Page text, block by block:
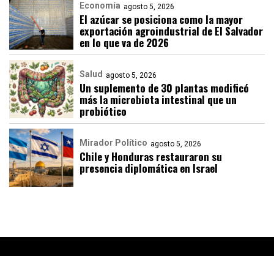
Economía agosto 5, 2026
El azúcar se posiciona como la mayor
exportación agroindustrial de El Salvador
en lo que va de 2026
Salud agosto 5, 2026
Un suplemento de 30 plantas modificó
más la microbiota intestinal que un
probiótico
Mirador Político agosto 5, 2026
Chile y Honduras restauraron su
presencia diplomática en Israel